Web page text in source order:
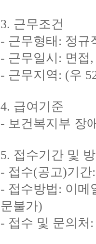
3. 근무조건
- 근무형태: 정규
- 근무일시: 면접
- 근무지역: (우
4. 급여기준
- 보건복지부 장
5. 접수기간 및
- 접수(공고)기간
- 접수방법: 이메
문불가)
- 접수 및 문의처: